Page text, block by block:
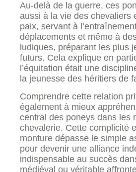
Au-delà de la guerre, ces
aussi à la vie des chevaliers
paix, servant à
déplacements et même à
ludiques, préparant les plus
futurs. Cela explique en
l’équitation était une
la jeunesse des héritiers de
Comprendre cette relation
également à mieux
central des poneys dans les
chevalerie. Cette complicité
monture dépasse le simple
pour devenir une alliance
indispensable au succès
médiéval ou véritable